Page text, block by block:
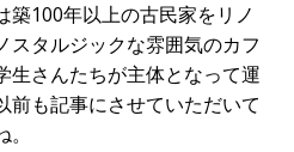
築100年以上の古民家をリノ
スタルジックな雰囲気のカフ
生さんたちが主体となって運
前も記事にさせていただいて